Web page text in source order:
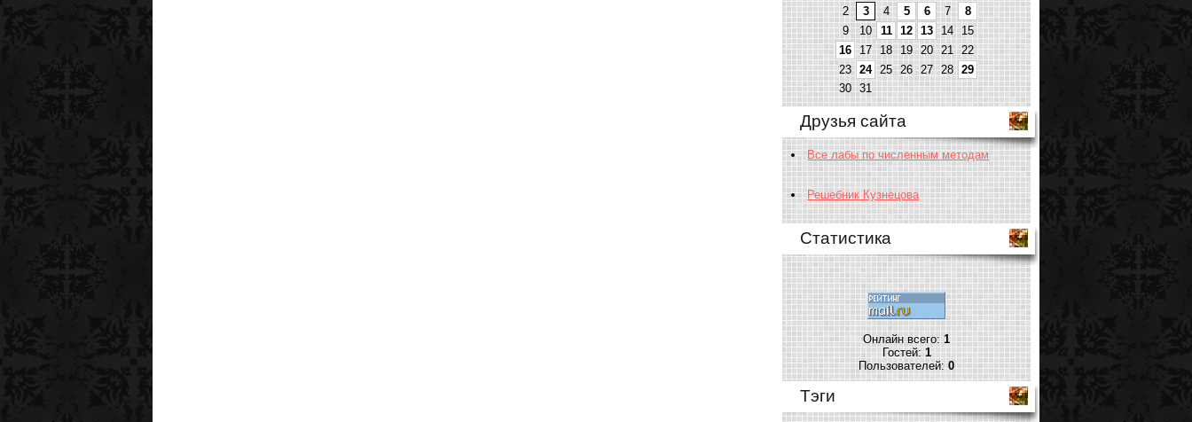
2
3 4 5 6 7
8
9
10 11 12 13 14
15
16 17 18 19 20 21 22
23 24 25 26 27 28 29
30 31
Друзья сайта
Все лабы по численным методам
Решебник Кузнецова
Статистика
Онлайн всего:1
Гостей:1
Пользователей:0
Тэги